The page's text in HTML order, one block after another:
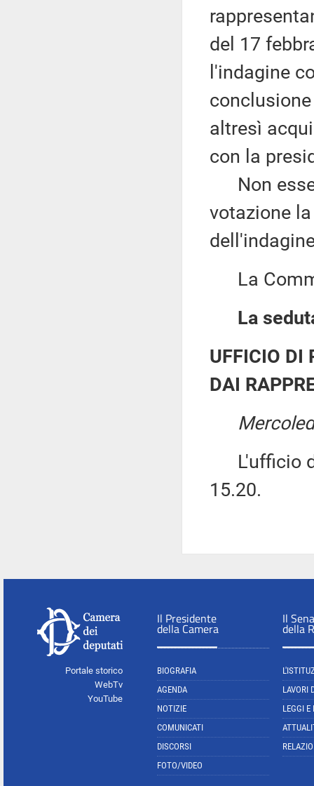
del 17
l'indagine
altresì
con la
Non
votazione
La
La
UFFICIO DI
DAI
L'ufficio di
15.20.
Portale storico
WebTv
YouTube
Il Presidente
della Camera
BIOGRAFIA
AGENDA
NOTIZIE
COMUNICATI
DISCORSI
FOTO/VIDEO
Il
della
LAVORI
LEGGI E